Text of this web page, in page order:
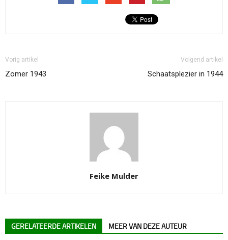
Vorig artikel
Zomer 1943
Volgend artikel
Schaatsplezier in 1944
Feike Mulder
GERELATEERDE ARTIKELEN MEER VAN DEZE AUTEUR